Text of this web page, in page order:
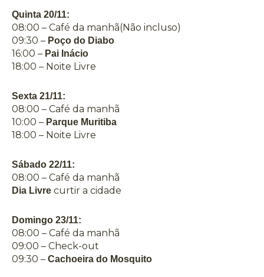
Quinta 20/11:
08:00 – Café da manhã(Não incluso)
09:30 – Poço do Diabo
16:00 – Pai Inácio
18:00 – Noite Livre
Sexta 21/11:
08:00 – Café da manhã
10:00 – Parque Muritiba
18:00 – Noite Livre
Sábado 22/11:
08:00 – Café da manhã
Dia Livre curtir a cidade
Domingo 23/11:
08:00 – Café da manhã
09:00 – Check-out
09:30 – Cachoeira do Mosquito